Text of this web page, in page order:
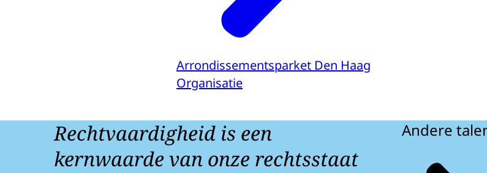
Arrondissementsparket Den Haag
Organisatie
Rechtvaardigheid is een
kernwaarde van onze rechtsstaat
Andere